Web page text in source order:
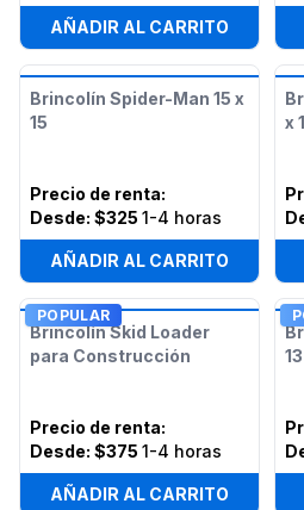
AÑADIR AL CARRITO
Brincolín Spider-Man 15 x
15
Precio de renta:
Desde: $325 1-4 horas
AÑADIR AL CARRITO
x
POPULAR
Brincolín Skid Loader
para Construcción
Precio de renta:
Desde: $375 1-4 horas
AÑADIR AL CARRITO
13